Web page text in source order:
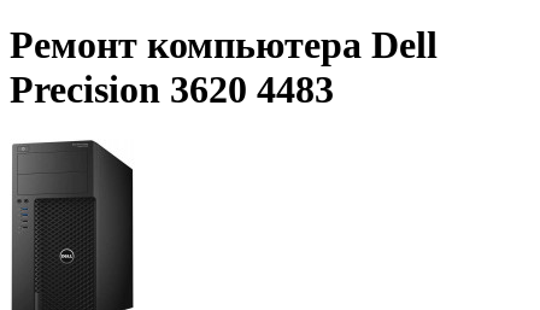
Ремонт компьютера Dell
Precision 3620 4483